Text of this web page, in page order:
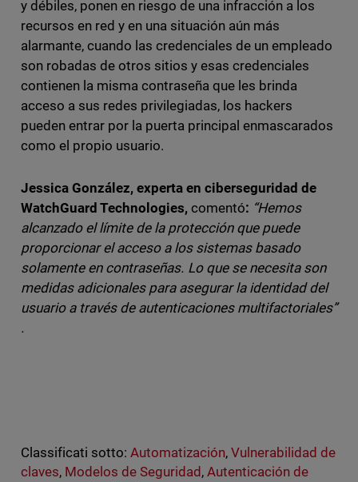
y débiles, ponen en riesgo de una infracción a los
recursos en red y en una situación aún más
alarmante, cuando las credenciales de un empleado
son robadas de otros sitios y esas credenciales
contienen la misma contraseña que les brinda
acceso a sus redes privilegiadas, los hackers
pueden entrar por la puerta principal enmascarados
como el propio usuario.
Jessica González, experta en ciberseguridad de
WatchGuard Technologies, comentó: “Hemos
alcanzado el límite de la protección que puede
proporcionar el acceso a los sistemas basado
solamente en contraseñas. Lo que se necesita son
medidas adicionales para asegurar la identidad del
usuario a través de autenticaciones multifactoriales”
.
Classificati sotto: Automatización,Vulnerabilidad de
claves, Modelos de Seguridad ,Autenticación de